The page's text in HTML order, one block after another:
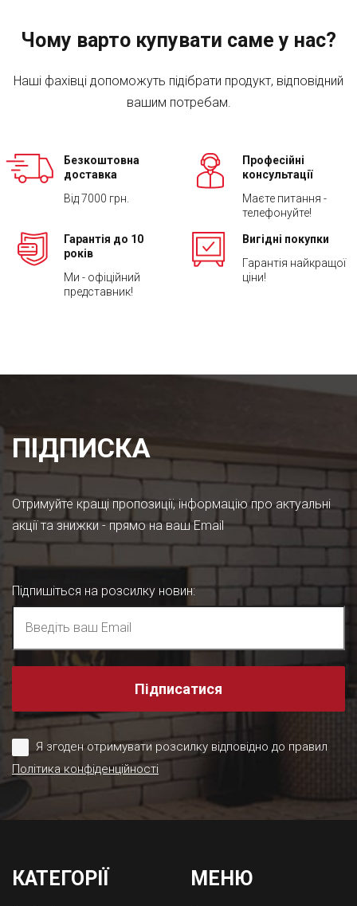
Чому варто купувати саме у нас?
Наші фахівці допоможуть підібрати продукт, відповідний
вашим потребам.
Безкоштовна
доставка
Від 7000 грн.
Професійні
консультації
Маєте питання -
телефонуйте!
Гарантія до 10
років
Ми - офіційний
представник!
Вигідні покупки
Гарантія найкращої
ціни!
ПІДПИСКА
Отримуйте кращі пропозиції, інформацію про актуальні
акції та знижки - прямо на ваш Email
Підпишіться на розсилку новин:
Підписатися
Я згоден отримувати розсилку відповідно до правил
Політика конфіденційності
КАТЕГОРІЇ МЕНЮ